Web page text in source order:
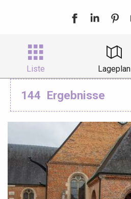
Liste Lageplan
144 Ergebnisse